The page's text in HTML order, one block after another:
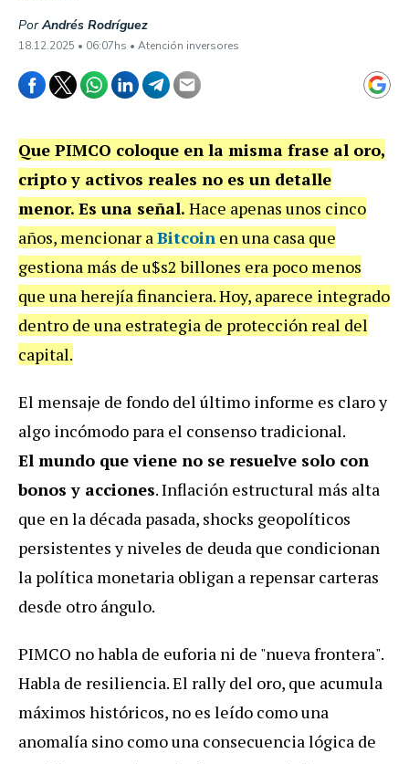
PorAndrés Rodríguez
18.12.2025 • 06:07hs • Atención inversores
Que PIMCO coloque en la misma frase al oro,
cripto y activos reales no es un detalle
menor. Es una señal. Hace apenas unos cinco
años, mencionar aBitcoin en una casa que
gestiona más de u$s2 billones era poco menos
que una herejía financiera. Hoy, aparece integrado
dentro de una estrategia de protección real del
capital.
El mensaje de fondo del último informe es claro y
algo incómodo para el consenso tradicional.
El mundo que viene no se resuelve solo con
bonos y acciones. Inflación estructural más alta
que en la década pasada, shocks geopolíticos
persistentes y niveles de deuda que condicionan
la política monetaria obligan a repensar carteras
desde otro ángulo.
PIMCO no habla de euforia ni de "nueva frontera".
Habla de resiliencia. El rally del oro, que acumula
máximos históricos, no es leído como una
anomalía sino como una consecuencia lógica de